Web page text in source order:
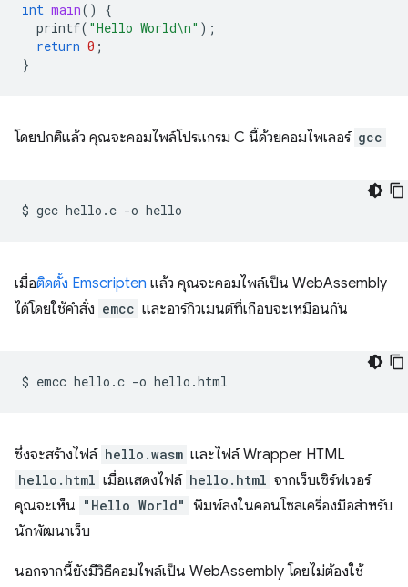
int main()
{
printf( "Hello World\n" );
return 0 ;
}
โดยปกติแล้ว คุณจะคอมไพล์โปรแกรม C นี้ด้วยคอมไพเลอร์ gcc
$ gcc hello.c -o
เมื่อติดตั้ง Emscripten แล้ว คุณจะคอมไพล์เป็น WebAssembly
ได้โดยใช้คำสั่ง emcc และอาร์กิวเมนต์ที่เกือบจะเหมือนกัน
$ emcc hello.c -o
ซึ่งจะสร้างไฟล์ hello.wasm และไฟล์ Wrapper HTML
hello.html เมื่อแสดงไฟล์ hello.html จากเว็บเซิร์ฟเวอร์
คุณจะเห็น "Hello World" พิมพ์ลงในคอนโซลเครื่องมือสำหรับ
นักพัฒนาเว็บ
นอกจากนี้ยังมีวิธีคอมไพล์เป็น WebAssembly โดยไม่ต้องใช้